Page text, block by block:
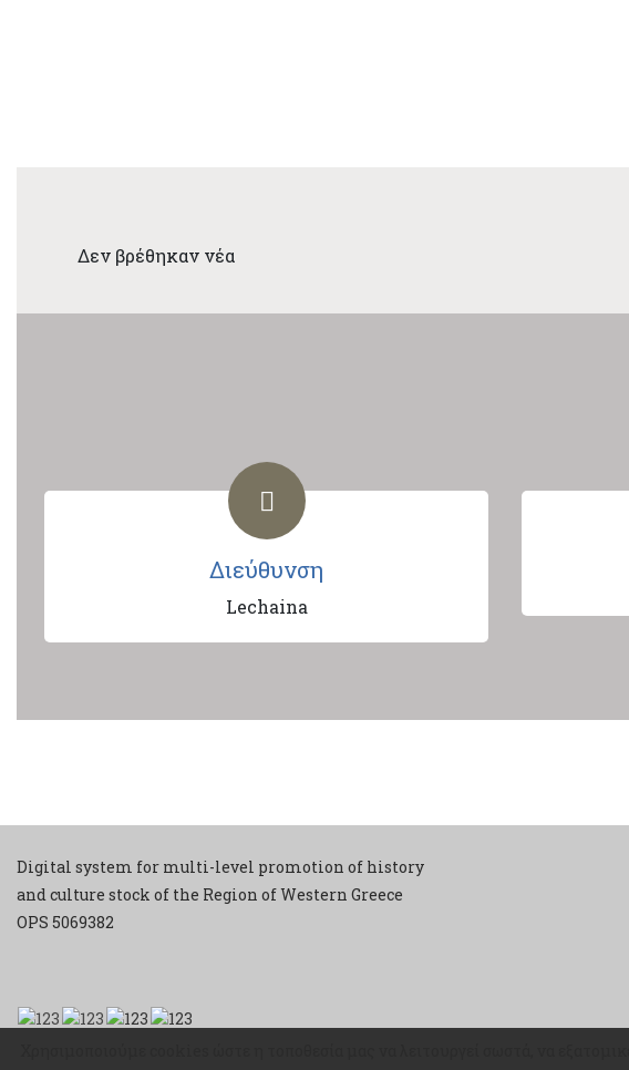
Δεν βρέθηκαν νέα
Διεύθυνση
Lechaina
Digital system for multi-level promotion of history
and culture stock of the Region of Western Greece
ΟPS 5069382